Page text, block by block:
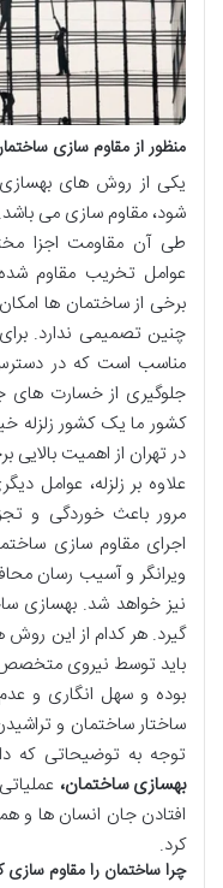
منظور از مقاوم سازی
یکی از روش های
شود، مقاوم سازی می
طی آن مقاومت اجزا
عوامل تخریب مقاوم
برخی از ساختمان ها
چنین تصمیمی ندارد.
مناسب است که در دسترس
جلوگیری از خسارت های
کشور ما یک کشور زلزله
در تهران از اهمیت بالایی
علاوه بر زلزله، عوامل
مرور باعث خوردگی و
اجرای مقاوم سازی
ویرانگر و آسیب رسان
نیز خواهد شد. بهسازی
گیرد. هر کدام از این روش
باید توسط نیروی
بوده و سهل انگاری و
ساختار ساختمان و
توجه به توضیحاتی که
بهسازی ساختمان،
افتادن جان انسان ها و
کرد.
چرا ساختمان را مقاوم سازی